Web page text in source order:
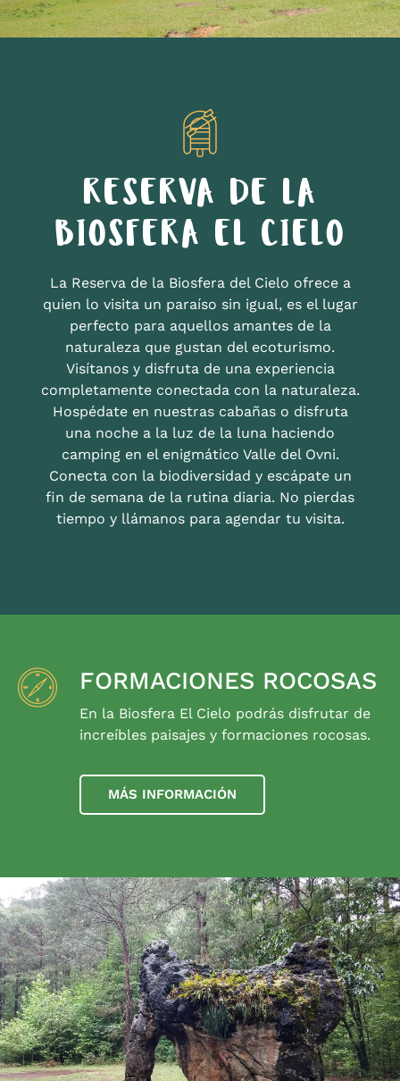
RESERVA DE LA
BIOSFERA EL CIELO
La Reserva de la Biosfera del Cielo ofrece a
quien lo visita un paraíso sin igual, es el lugar
perfecto para aquellos amantes de la
naturaleza que gustan del ecoturismo.
Visítanos y disfruta de una experiencia
completamente conectada con la naturaleza.
Hospédate en nuestras cabañas o disfruta
una noche a la luz de la luna haciendo
camping en el enigmático Valle del Ovni.
Conecta con la biodiversidad y escápate un
fin de semana de la rutina diaria. No pierdas
tiempo y llámanos para agendar tu visita.
FORMACIONES ROCOSAS
En la Biosfera El Cielo podrás disfrutar de
increíbles paisajes y formaciones rocosas.
MÁS INFORMACIÓN